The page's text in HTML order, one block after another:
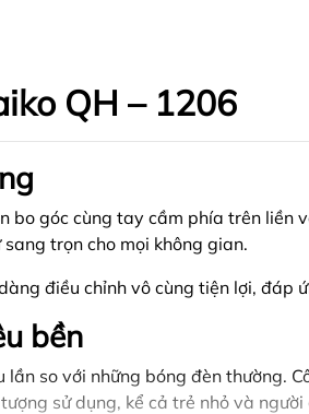
QH – 1206
góc cùng tay cầm phía trên liền
trọn cho mọi không gian.
điều chỉnh vô cùng tiện lợi, đáp
bền
so với những bóng đèn thường.
sử dụng, kể cả trẻ nhỏ và